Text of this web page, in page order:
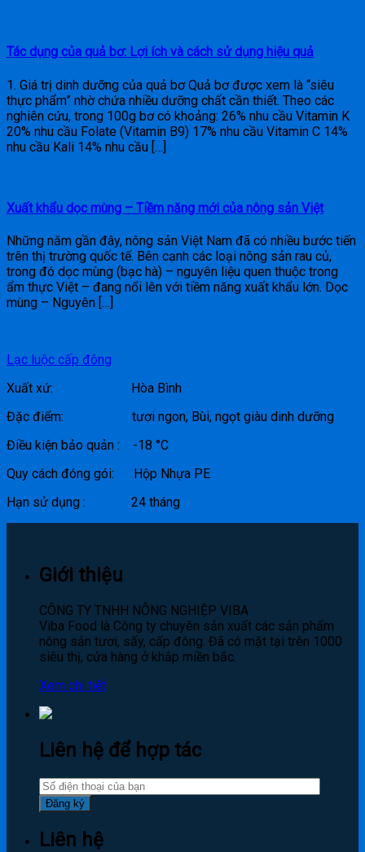
Tác dụng của quả bơ: Lợi ích và cách sử dụng hiệu quả
1. Giá trị dinh dưỡng của quả bơ Quả bơ được xem là “siêu
thực phẩm” nhờ chứa nhiều dưỡng chất cần thiết. Theo các
nghiên cứu, trong 100g bơ có khoảng: 26% nhu cầu Vitamin K
20% nhu cầu Folate (Vitamin B9) 17% nhu cầu Vitamin C 14%
nhu cầu Kali 14% nhu cầu […]
Xuất khẩu dọc mùng – Tiềm năng mới của nông sản Việt
Những năm gần đây, nông sản Việt Nam đã có nhiều bước tiến
trên thị trường quốc tế. Bên cạnh các loại nông sản rau củ,
trong đó dọc mùng (bạc hà) – nguyên liệu quen thuộc trong
ẩm thực Việt – đang nổi lên với tiềm năng xuất khẩu lớn. Dọc
mùng – Nguyên […]
Lạc luộc cấp đông
Xuất xứ: Hòa Bình
Đặc điểm: tươi ngon, Bùi, ngọt giàu dinh dưỡng
Điều kiện bảo quản : -18 °C
Quy cách đóng gói: Hộp Nhựa PE
Hạn sử dụng : 24 tháng
Giới thiệu
CÔNG TY TNHH NÔNG NGHIỆP VIBA
Viba Food là Công ty chuyên sản xuất các sản phẩm
nông sản tươi, sấy, cấp đông. Đã có mặt tại trên 1000
siêu thị, cửa hàng ở khắp miền bắc.
Xem chi tiết
Liên hệ để hợp tác
Liên hệ